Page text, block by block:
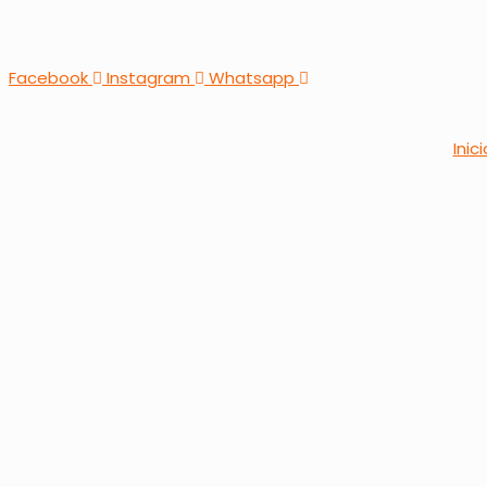
Facebook Instagram Whatsapp